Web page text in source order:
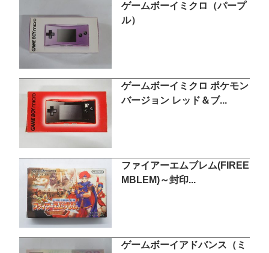
ゲームボーイミクロ（パープ
ル）
ゲームボーイミクロ ポケモン
バージョン レッド＆ブ...
ファイアーエムブレム(FIREE
MBLEM)～封印...
ゲームボーイアドバンス（ミ